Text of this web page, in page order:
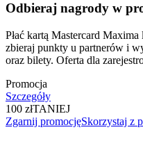
Odbieraj nagrody w
Płać kartą Mastercard
zbieraj punkty u partnerów i
oraz bilety. Oferta dla
Promocja
Szczegóły
100 złTANIEJ
Zgarnij promocjęSkorzystaj z